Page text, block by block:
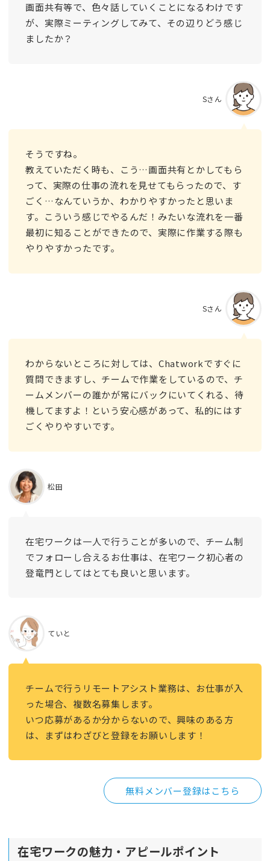
画面共有等で、色々話していくことになるわけです
が、実際ミーティングしてみて、その辺りどう感じ
ましたか？
Sさん
そうですね。
教えていただく時も、こう…画面共有とかしてもら
って、実際の仕事の流れを見せてもらったので、す
ごく…なんていうか、わかりやすかったと思いま
す。こういう感じでやるんだ！みたいな流れを一番
最初に知ることができたので、実際に作業する際も
やりやすかったです。
Sさん
わからないところに対しては、Chatworkですぐに
質問できますし、チームで作業をしているので、チ
ームメンバーの誰かが常にバックにいてくれる、待
機してますよ！という安心感があって、私的にはす
ごくやりやすいです。
松田
在宅ワークは一人で行うことが多いので、チーム制
でフォローし合えるお仕事は、在宅ワーク初心者の
登竜門としてはとても良いと思います。
ていと
チームで行うリモートアシスト業務は、お仕事が入
った場合、複数名募集します。
いつ応募があるか分からないので、興味のある方
は、まずはわざびと登録をお願いします！
無料メンバー登録はこちら
在宅ワークの魅力・アピールポイント